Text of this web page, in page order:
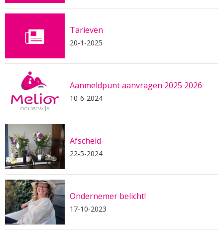
Tarieven
20-1-2025
Aanmeldpunt aanvragen 2025 2026
10-6-2024
Afscheid
22-5-2024
Ondernemer belicht!
17-10-2023